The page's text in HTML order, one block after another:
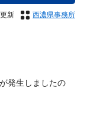
新 西濃県事務所
発生しましたの